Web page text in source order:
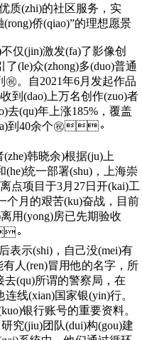
质(zhi)的社区服务，实
侨(qiao)”的理想愿景
仅(jin)激发(fa)了影像创
(le)众(zhong)多(duo)普通
㊗️。自2021年6月发起作品
到(dao)上万名创作(zuo)者
去(qu)年上涨185%，覆盖
40余个㊗️。
韩晓余)根据(ju)上
(he)统一部署(shu)，上海崇
点项目于3月27日开(kai)工
个月的艰苦(ku)奋战，目前
用(yong)房已先期验收
。
表示(shi)，自己没(mei)有
人(ren)冒用他的名字，所
去(qu)所谓的警察局，在
国家银(yin)行。
账号的重要资料。
究(jiu)团队(dui)构(gou)建